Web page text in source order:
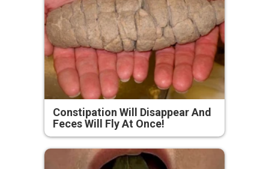
Constipation Will Disappear And
Feces Will Fly At Once!